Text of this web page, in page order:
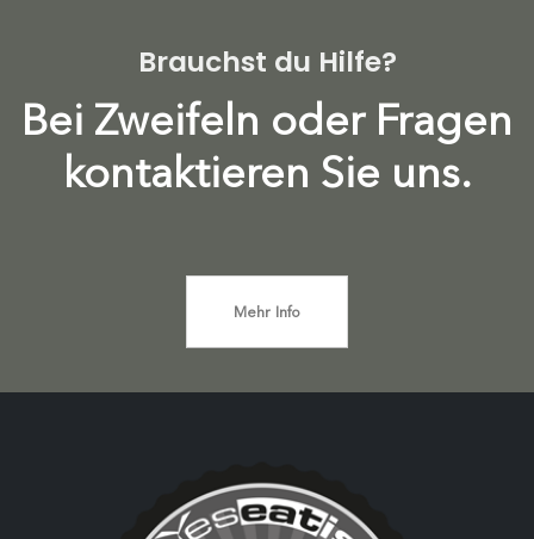
Brauchst du Hilfe?
Bei Zweifeln oder Fragen
kontaktieren Sie uns.
Mehr Info